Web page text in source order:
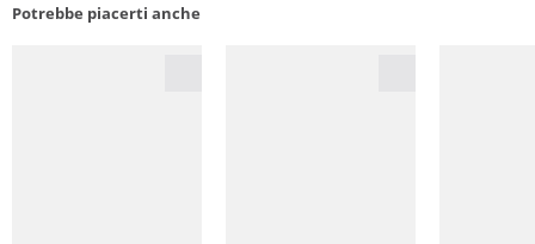
Potrebbe piacerti anche